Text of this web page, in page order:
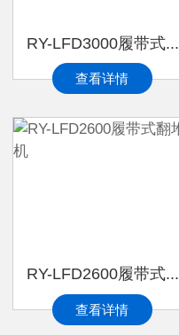
RY-LFD3000履带式...
查看详情
RY-LFD2600履带式...
查看详情